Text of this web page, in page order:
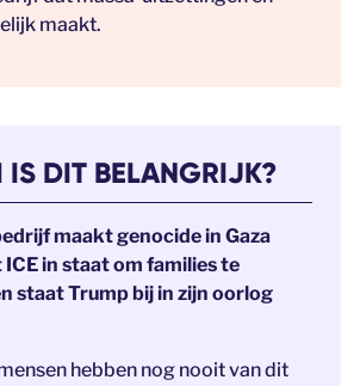
maakt.
DIT BELANGRIJK?
maakt genocide in Gaza
in staat om families te
staat Trump bij in zijn oorlog
hebben nog nooit van dit